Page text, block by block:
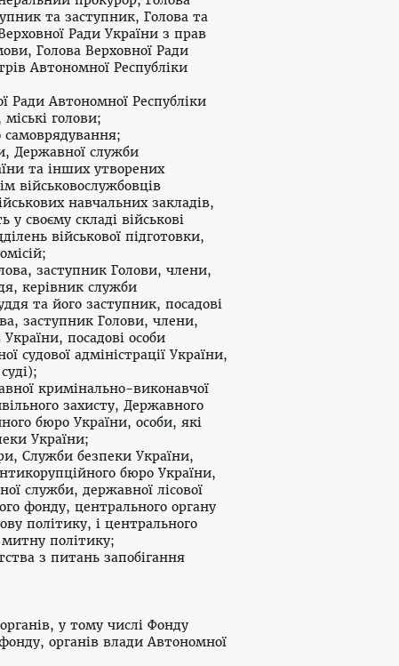
та заступник, Голова та
Ради України з прав
Голова Верховної Ради
Автономної Республіки
Ради Автономної Республіки
голови;
самоврядування;
Державної служби
та інших утворених
військовослужбовців
навчальних закладів,
своєму складі військові
військової підготовки,
заступник Голови, члени,
керівник служби
та його заступник, посадові
заступник Голови, члени,
України, посадові особи
судової адміністрації України,
кримінально-виконавчої
захисту, Державного
бюро України, особи, які
України;
Служби безпеки України,
бюро України,
служби, державної лісової
фонду, центрального органу
політику, і центрального
політику;
з питань запобігання
у тому числі Фонду
органів влади Автономної